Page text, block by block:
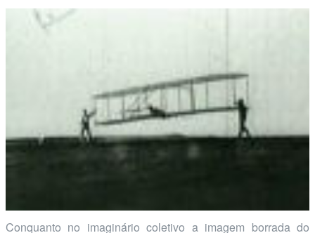
Conquanto no imaginário coletivo a imagem borrada do